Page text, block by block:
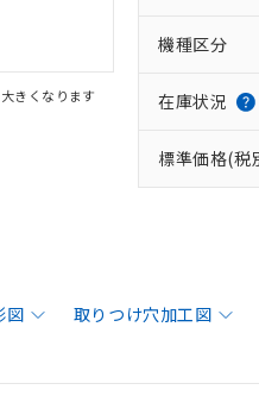
きくなります
機種区分
在庫状況
標準価格(税
図 取りつけ穴加工図